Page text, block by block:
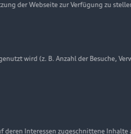
Cookie-Einstellungen Cookie-
allen Abbildungen auf dieser
der Webseite zur Verfügung zu
wird (z. B. Anzahl der Besuche,
Interessen zugeschnittene